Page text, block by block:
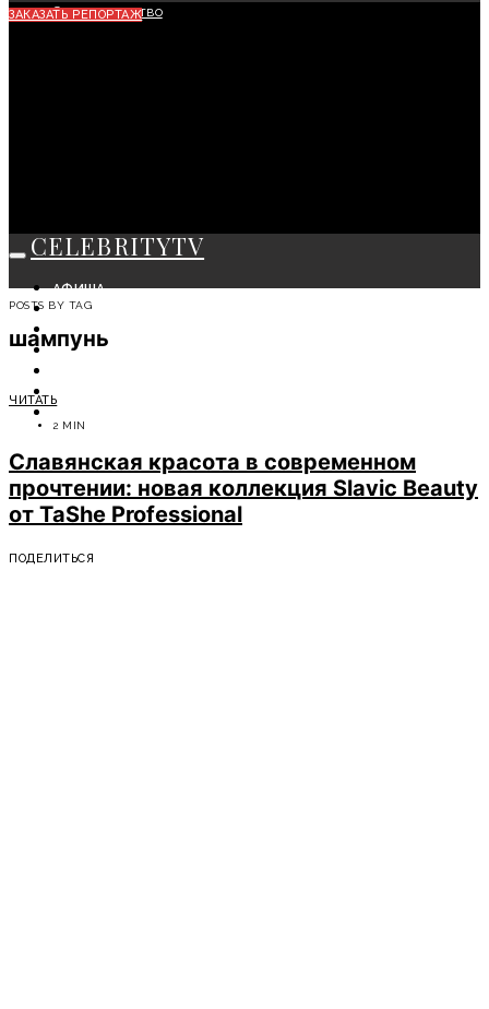
Сотрудничество
ЗАКАЗАТЬ РЕПОРТАЖ
CELEBRITYTV
АФИША
СОБЫТИЯ
КРАСОТА
МОДА
POSTS BY TAG
шампунь
ЧИТАТЬ
2 MIN
Славянская красота в современном
прочтении: новая коллекция Slavic Beauty
от TaShe Professional
ПОДЕЛИТЬСЯ